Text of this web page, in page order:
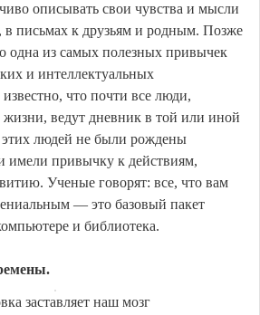
описывать свои чувства и мысли
в письмах к друзьям и родным. Позже
одна из самых полезных привычек
и интеллектуальных
что почти все люди,
жизни, ведут дневник в той или иной
людей не были рождены
имели привычку к действиям,
Ученые говорят: все, что вам
— это базовый пакет
и библиотека.
заставляет наш мозг